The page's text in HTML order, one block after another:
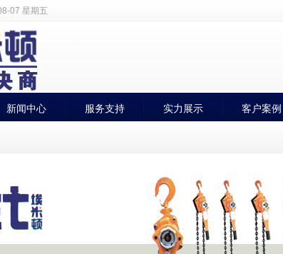
07 星期五
新闻中心 服务支持 实力展示 客户案例